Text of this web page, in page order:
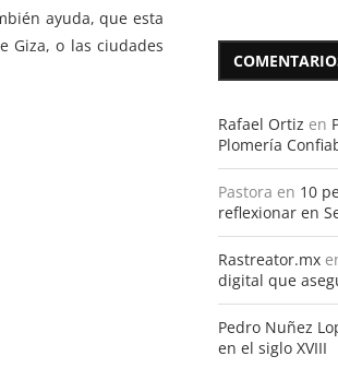
ayuda, que esta
Giza, o las ciudades
Rafael Ortiz en
Plomería
Pastora en 10
reflexionar en
Rastreator.mx
digital que
Pedro Nuñez
en el siglo XVIII